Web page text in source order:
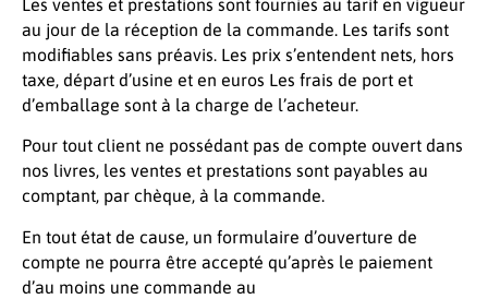
Les ventes et prestations sont fournies au tarif en vigueur
au jour de la réception de la commande. Les tarifs sont
modifiables sans préavis. Les prix s’entendent nets, hors
taxe, départ d’usine et en euros Les frais de port et
d’emballage sont à la charge de l’acheteur.
Pour tout client ne possédant pas de compte ouvert dans
nos livres, les ventes et prestations sont payables au
comptant, par chèque, à la commande.
En tout état de cause, un formulaire d’ouverture de
compte ne pourra être accepté qu’après le paiement
d’au moins une commande au